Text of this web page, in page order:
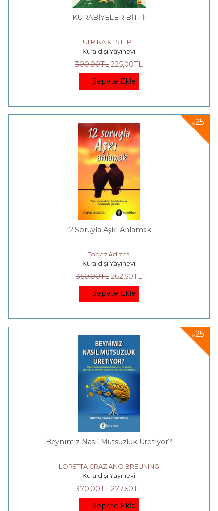
KURABİYELER BİTTİ!
ULRIKA KESTERE
Kuraldışı Yayınevi
300,00TL 225,00TL
Sepete Ekle
%25
12 Soruyla Aşkı Anlamak
Topaz Adizes
Kuraldışı Yayınevi
350,00TL 262,50TL
Sepete Ekle
%25
Beynimiz Nasıl Mutsuzluk Üretiyor?
LORETTA GRAZIANO BREUNING
Kuraldışı Yayınevi
370,00TL 277,50TL
Sepete Ekle